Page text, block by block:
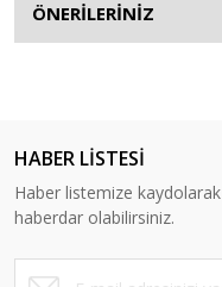
ÖNERİLERİNİZ
HABER LİSTESİ
Haber listemize
haberdar olabilirsiniz.